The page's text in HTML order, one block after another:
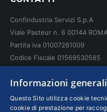
opens
new
window
opens
window
opens
window
Confindustria Servizi S.p.A
Viale Pasteur n. 6 00144 ROMA
Partita iva 01007261009
Codice Fiscale 01569530585
INFO LEGALI
Informazioni generali
Questo Sito utilizza cookie
cookie di prestazione per